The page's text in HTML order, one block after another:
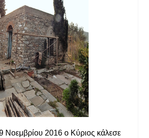
Νοεμβρίου 2016 o Κύριος κάλεσε